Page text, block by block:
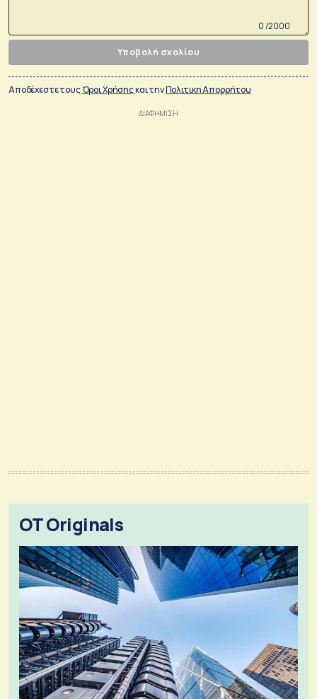
0 /2000
Υποβολή σχολίου
Αποδέχεστε τουςΌροι Χρήσηςκαι τηνΠολιτικη Απορρήτου
OT Originals